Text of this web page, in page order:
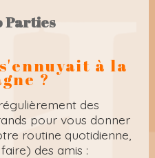
Parties
à la
?
des
pour vous donner
routine quotidienne,
des amis :